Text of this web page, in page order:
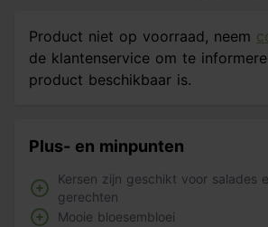
Product niet op voorraad, neem
de klantenservice om te
product beschikbaar is.
Plus- en minpunten
Kersen zijn geschikt voor salades
gerechten
Mooie bloesembloei